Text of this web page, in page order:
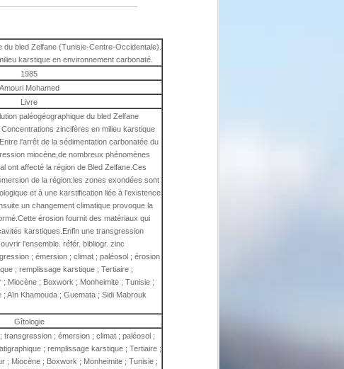
du bled Zelfane (Tunisie-Centre-Occidentale).
karstique en environnement carbonaté.
1985
Amouri Mohamed
Livre
paléogéographique du bled Zelfane
zincifères en milieu karstique
l'arrêt de la sédimentation carbonatée du
miocène,de nombreux phénomènes
ont affecté la région de Bled Zelfane.Ces
de la région:les zones exondées sont
et à une karstification liée à l'existence
un changement climatique provoque la
érosion fournit des matériaux qui
karstiques.Enfin une transgression
l'ensemble. référ. bibliogr. zinc
; émersion ; climat ; paléosol ; érosion
; remplissage karstique ; Tertiaire ;
Miocène ; Boxwork ; Monheimite ; Tunisie ;
Aïn Khamouda ; Guemata ; Sidi Mabrouk
Gîtologie
; émersion ; climat ; paléosol ;
; remplissage karstique ; Tertiaire ;
; Miocène ; Boxwork ; Monheimite ; Tunisie ;